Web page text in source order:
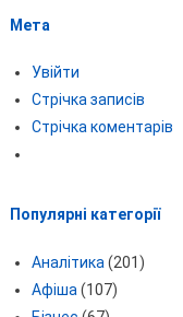
Мета
Увійти
Стрічка записів
Стрічка коментарів
Популярні категорії
Аналітика (201)
Афіша (107)